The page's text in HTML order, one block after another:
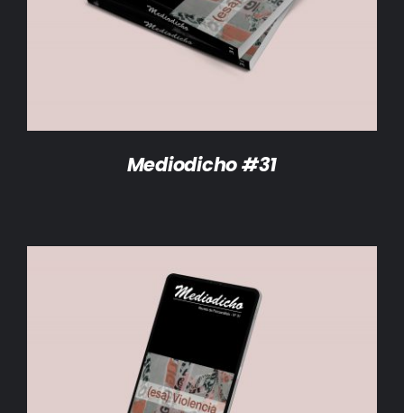
DETALLES
Mediodicho #31
AÑADIR AL CARRITO /